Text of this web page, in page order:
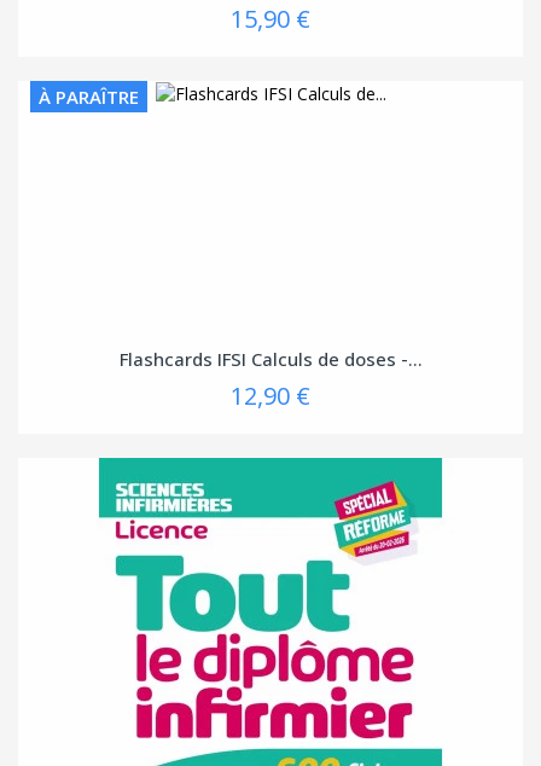
15,90 €
À PARAÎTRE
Flashcards IFSI Calculs de doses -...
12,90 €